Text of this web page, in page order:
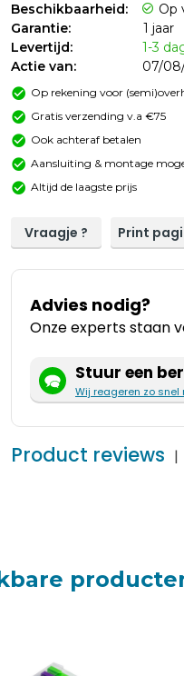
Beschikbaarheid:
Op
Garantie:
1 jaar
Levertijd:
1-3
Actie van:
07/
Op rekening voor
Gratis verzending v.a €75
Ook achteraf betalen
Aansluiting & montage
Altijd de laagste prijs
Vraagje ? Print
Advies nodig?
Onze experts staan
Stuur een
Wij reageren zo snel
Product reviews |